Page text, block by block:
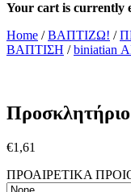
Your cart is currently
Home /ΒΑΠΤΙΖΩ! /
ΒΑΠΤΙΣΗ /biniatian
€1,61
ΠΡΟΑΙΡΕΤΙΚΑ